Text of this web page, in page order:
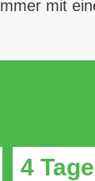
mit
4 Tage